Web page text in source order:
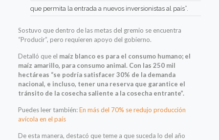
que permita la entrada a nuevos inversionistas al país”.
Sostuvo que dentro de las metas del gremio se encuentra
“Producir”, pero requieren apoyo del gobierno.
Detalló que el maíz blanco es para el consumo humano; el
maíz amarillo, para consumo animal. Con las 250 mil
hectáreas “se podría satisfacer 30% de la demanda
nacional, e incluso, tener una reserva que garantice el
tránsito de la cosecha saliente a la cosecha entrante”.
Puedes leer también:En más del 70% se redujo producción
avícola en el país
De esta manera, destacó que teme a que suceda lo del año